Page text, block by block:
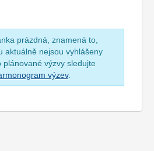
prázdná, znamená to,
aktuálně nejsou vyhlášeny
plánované výzvy sledujte
výzev.